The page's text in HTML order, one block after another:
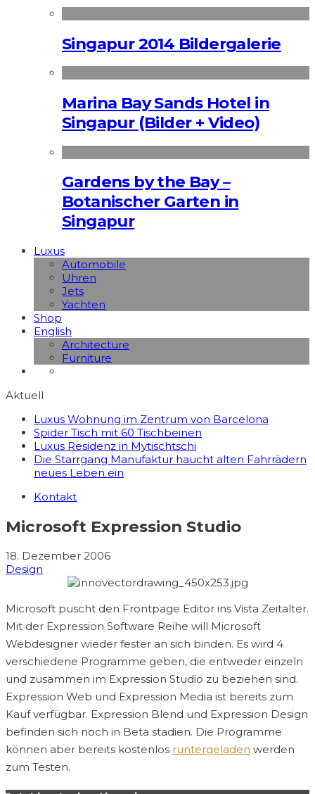
Singapur 2014 Bildergalerie
Marina Bay Sands Hotel in
Singapur (Bilder + Video)
Gardens by the Bay –
Botanischer Garten in
Singapur
Luxus
Automobile
Uhren
Jets
Yachten
Shop
English
Architecture
Furniture
Aktuell
Luxus Wohnung im Zentrum von Barcelona
Spider Tisch mit 60 Tischbeinen
Luxus Residenz in Mytischtschi
Die Starrgang Manufaktur haucht alten Fahrrädern
neues Leben ein
Kontakt
Microsoft Expression Studio
18. Dezember 2006
Design
Microsoft puscht den Frontpage Editor ins Vista Zeitalter.
Mit der Expression Software Reihe will Microsoft
Webdesigner wieder fester an sich binden. Es wird 4
verschiedene Programme geben, die entweder einzeln
und zusammen im Expression Studio zu beziehen sind.
Expression Web und Expression Media ist bereits zum
Kauf verfügbar. Expression Blend und Expression Design
befinden sich noch in Beta stadien. Die Programme
können aber bereits kostenlos runtergeladen werden
zum Testen.